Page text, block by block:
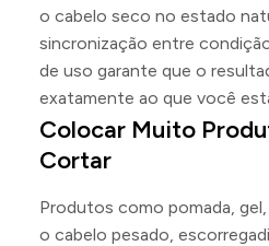
o cabelo seco no estado
sincronização entre
de uso garante que o
exatamente ao que você
Colocar Muito
Cortar
Produtos como pomada,
o cabelo pesado,